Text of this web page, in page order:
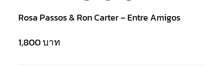
Rosa Passos & Ron Carter – Entre Amigos
1,800บาท